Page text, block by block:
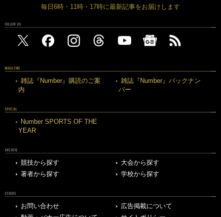
毎日6時・11時・17時に最新記事をお届けします
FOLLOW US
MAGAZINE
雑誌『Number』購読のご案
内
雑誌『Number』バックナン
バー
SPECIAL
Number SPORTS OF THE
YEAR
ARCHIVE
競技から探す
大会から探す
著者から探す
学校から探す
OTHERS
お問い合わせ
広告掲載について